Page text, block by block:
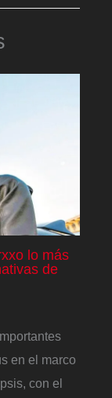
lo más
de
en el marco
con el